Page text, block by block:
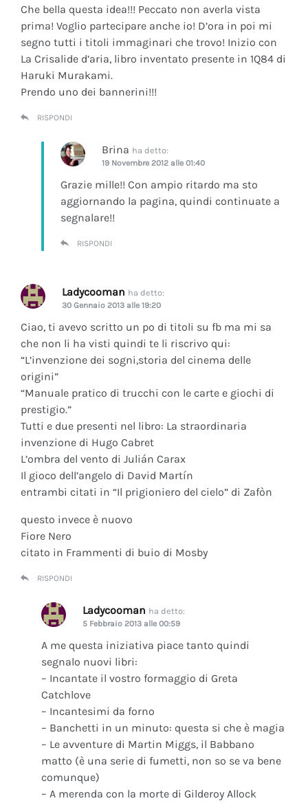
Che bella questa idea!!! Peccato non averla vista
prima! Voglio partecipare anche io! D’ora in poi mi
segno tutti i titoli immaginari che trovo! Inizio con
La Crisalide d’aria, libro inventato presente in 1Q84 di
Haruki Murakami.
Prendo uno dei bannerini!!!
RISPONDI
Brina ha detto:
19 Novembre 2012 alle 01:40
Grazie mille!! Con ampio ritardo ma sto
aggiornando la pagina, quindi continuate a
segnalare!!
RISPONDI
Ladycooman ha detto:
30 Gennaio 2013 alle 19:20
Ciao, ti avevo scritto un po di titoli su fb ma mi sa
che non li ha visti quindi te li riscrivo qui:
“L’invenzione dei sogni,storia del cinema delle
origini”
“Manuale pratico di trucchi con le carte e giochi di
prestigio.”
Tutti e due presenti nel libro: La straordinaria
invenzione di Hugo Cabret
L’ombra del vento di Julián Carax
Il gioco dell’angelo di David Martín
entrambi citati in “Il prigioniero del cielo” di Zafòn
questo invece è nuovo
Fiore Nero
citato in Frammenti di buio di Mosby
RISPONDI
Ladycooman ha detto:
5 Febbraio 2013 alle 00:59
A me questa iniziativa piace tanto quindi
segnalo nuovi libri:
– Incantate il vostro formaggio di Greta
Catchlove
– Incantesimi da forno
– Banchetti in un minuto: questa si che è magia
– Le avventure di Martin Miggs, il Babbano
matto (è una serie di fumetti, non so se va bene
comunque)
– A merenda con la morte di Gilderoy Allock